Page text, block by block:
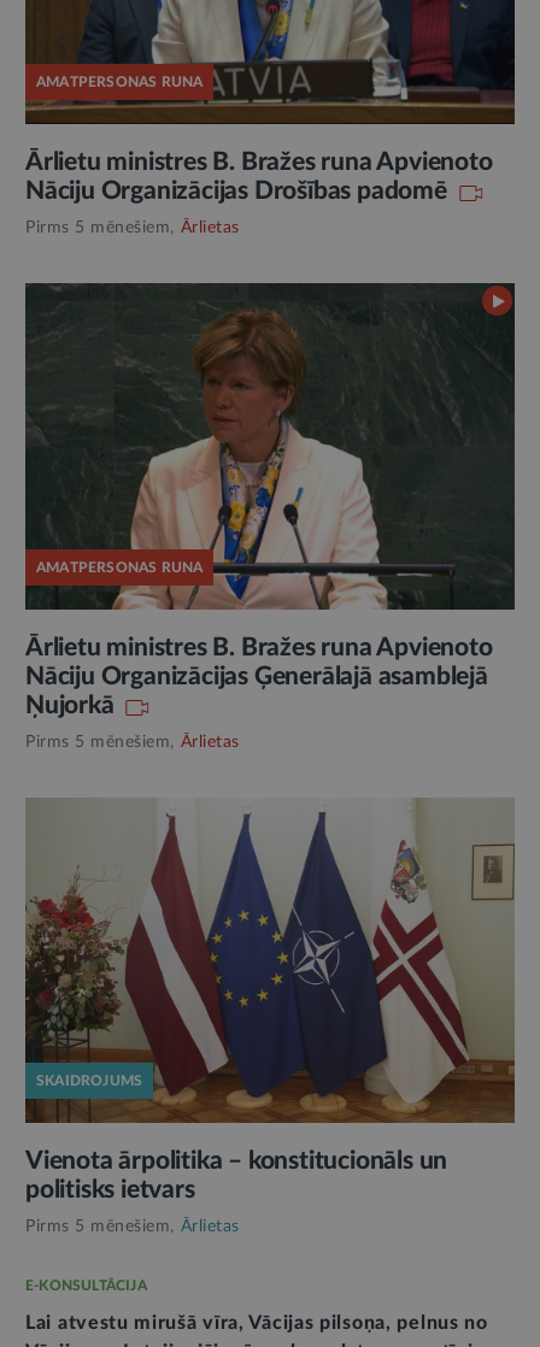
AMATPERSONAS RUNA
Ārlietu ministres B. Bražes runa Apvienoto
Nāciju Organizācijas Drošības padomē
Pirms 5 mēnešiem, Ārlietas
AMATPERSONAS RUNA
Ārlietu ministres B. Bražes runa Apvienoto
Nāciju Organizācijas Ģenerālajā asamblejā
Ņujorkā
Pirms 5 mēnešiem, Ārlietas
SKAIDROJUMS
Vienota ārpolitika – konstitucionāls un
politisks ietvars
Pirms 5 mēnešiem, Ārlietas
E-KONSULTĀCIJA
Lai atvestu mirušā vīra, Vācijas pilsoņa, pelnus no